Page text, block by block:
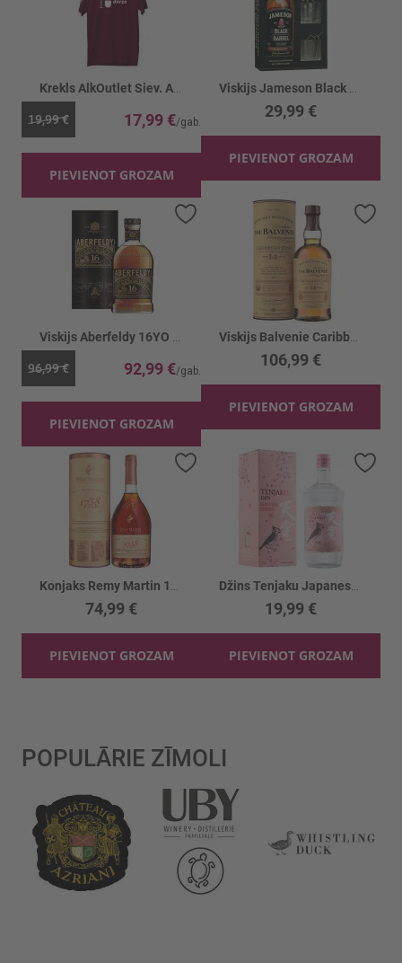
19,99 € 17,99 €
PIEVIENOT GROZAM
29,99 €
PIEVIENOT GROZAM
96,99 € 92,99 €
PIEVIENOT GROZAM
Pievienot vēlmju sarakstam
106,99 €
PIEVIENOT GROZAM
74,99 €
PIEVIENOT GROZAM
19,99 €
PIEVIENOT GROZAM
POPULĀRIE ZĪMOLI